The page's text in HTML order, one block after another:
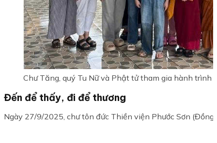
Chư Tăng, quý Tu Nữ và Phật tử tham gia hành trình
Đến để thấy, đi để thương
Ngày 27/9/2025, chư tôn đức Thiền viện Phước Sơn (Đồng